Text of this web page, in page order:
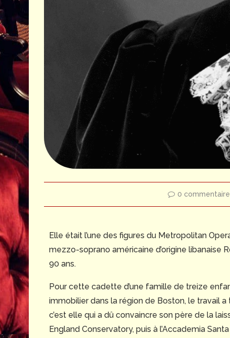
0
Elle était l’une des figures du Metropolitan
mezzo-soprano américaine d’origine libanaise
90 ans.
Pour cette cadette d’une famille de treize
immobilier dans la région de Boston, le travail
c’est elle qui a dû convaincre son père de la
England Conservatory, puis à l’Accademia